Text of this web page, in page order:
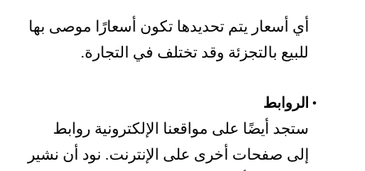
أي أسعار يتم تحديدها تكون أسعارًا موصى بها
للبيع بالتجزئة وقد تختلف في التجارة.
الروابط
ستجد أيضًا على مواقعنا الإلكترونية روابط
إلى صفحات أخرى على الإنترنت. نود أن نشير